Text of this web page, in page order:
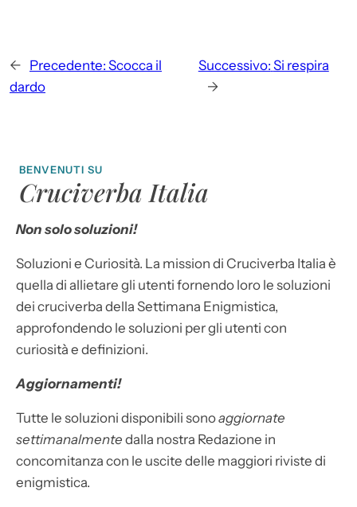
← Precedente: Scocca il
dardo
Successivo: Si respira
→
BENVENUTI SU
Cruciverba Italia
Non solo soluzioni!
Soluzioni e Curiosità. La mission di Cruciverba Italia è
quella di allietare gli utenti fornendo loro le soluzioni
dei cruciverba della Settimana Enigmistica,
approfondendo le soluzioni per gli utenti con
curiosità e definizioni.
Aggiornamenti!
Tutte le soluzioni disponibili sonoaggiornate
settimanalmente dalla nostra Redazione in
concomitanza con le uscite delle maggiori riviste di
enigmistica.